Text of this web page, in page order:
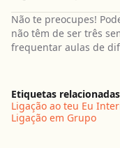
Não te preocupes!
não têm de ser três
frequentar aulas de
Etiquetas
Ligação ao teu Eu
Ligação em Grupo